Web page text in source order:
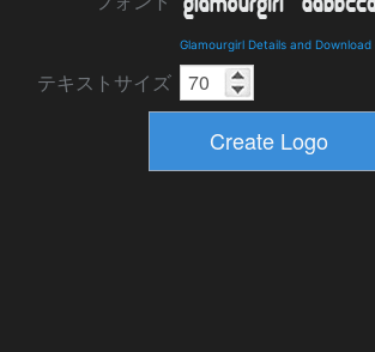
Glamourgirl Details and Download
テキストサイズ